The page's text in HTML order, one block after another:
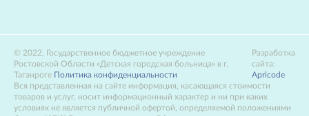
2022, Государственное бюджетное учреждение
Ростовской Области «Детская городская больница» в г.
Таганроге Политика конфиденциальности
Разработка
сайта:
Apricode
Вся представленная на сайте информация, касающаяся стоимости
товаров и услуг, носит информационный характер и ни при каких
условиях не является публичной офертой, определяемой положениями